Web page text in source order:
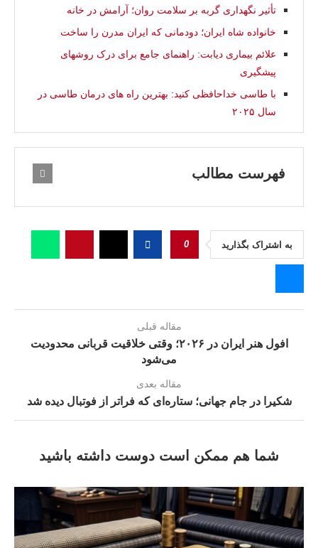
تأثیر نگهداری گربه بر سلامت روان؛ آرامش در خانه
خانواده شاه ایران؛ دودمانی که ایران مدرن را ساخت
علائم بیماری دیابت: راهنمای جامع برای درک روشهای
پیشگیری
با طاسی خداحافظی کنید: بهترین راه‌ های درمان طاسی در
سال ۲۰۲۵
فهرست مطالب
به اشتراک بگذارید 0
مقاله قبلی
افول هنر ایران در ۲۰۲۶؛ وقتی خلاقیت قربانی محدودیت
می‌شود
مقاله بعدی
شکیرا در جام جهانی؛ ستاره‌ای که فراتر از فوتبال دیده شد
شما هم ممکن است دوست داشته باشید